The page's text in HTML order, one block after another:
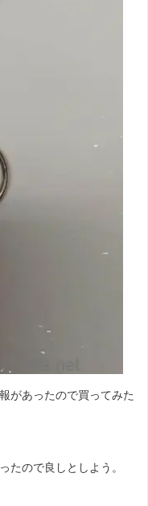
があったので買ってみた
たので良しとしよう。